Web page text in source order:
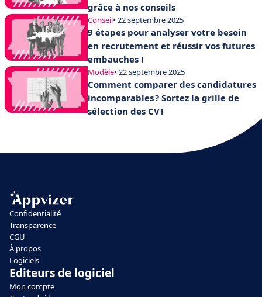
grâce à nos conseils
Conseil• 22 septembre 2025
9 étapes pour analyser votre besoin
en recrutement et réussir vos futures
embauches !
Modèle• 22 septembre 2025
Comment comparer des candidatures
incomparables ? Sortez la grille de
sélection des CV !
Confidentialité
Transparence
CGU
À propos
Logiciels
Editeurs de logiciel
Mon compte